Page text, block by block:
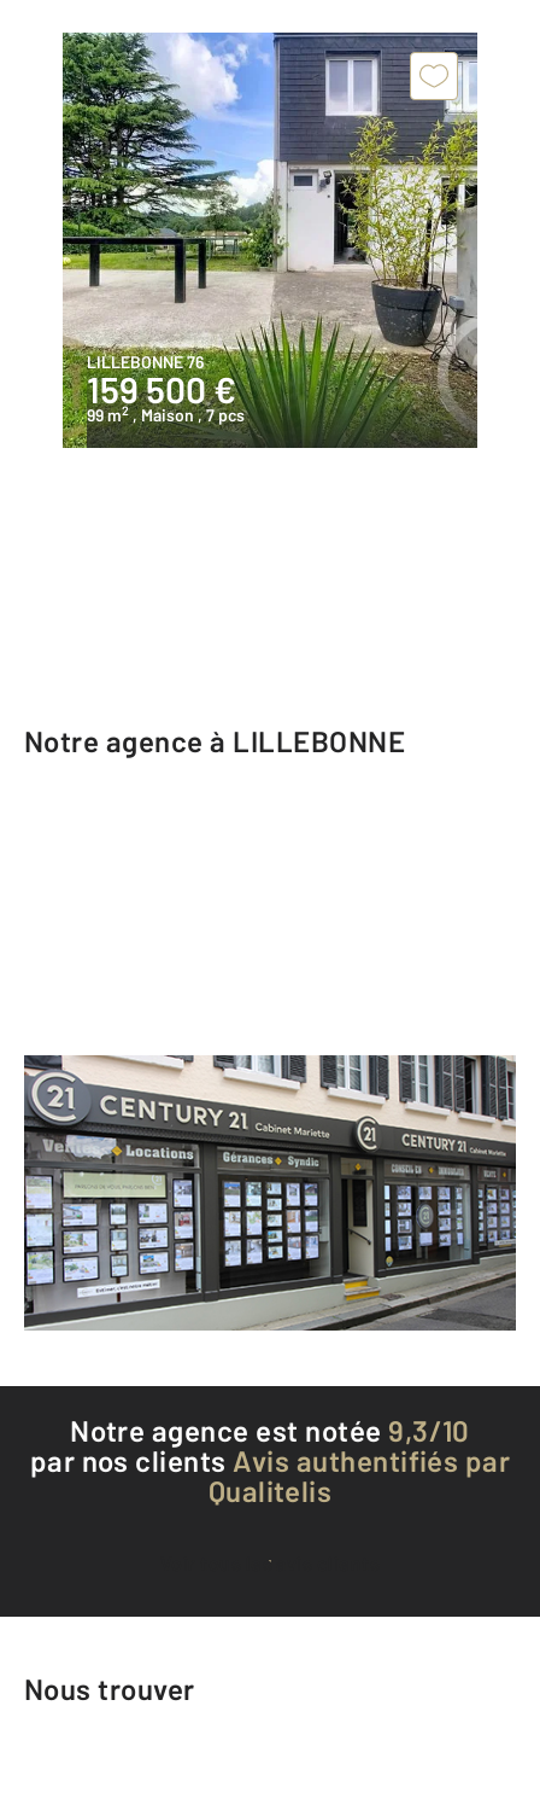
LILLEBONNE 76
159 500 €
99 m2 , Maison, 7 pcs
Notre agence à LILLEBONNE
CENTURY 21 Cabinet Mariette
3 rue de la Poterne
LILLEBONNE - 76170
Envoyer un message
Téléphoner à l'agence
Notre agence est notée 9,3/10
par nos clients Avis authentifiés par
Qualitelis
Voir tous les avis clients
Nous trouver